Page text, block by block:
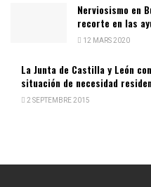
Nerviosismo en
recorte en las
12 MARS 2020
La Junta de Castilla y León
situación de necesidad
2 SEPTEMBRE 2015